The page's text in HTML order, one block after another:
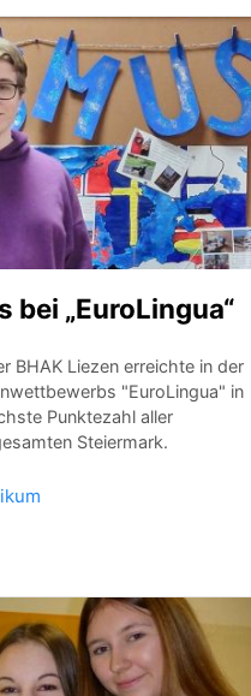
bei „EuroLingua“
BHAK Liezen erreichte in der
"EuroLingua" in
Punktezahl aller
Steiermark.